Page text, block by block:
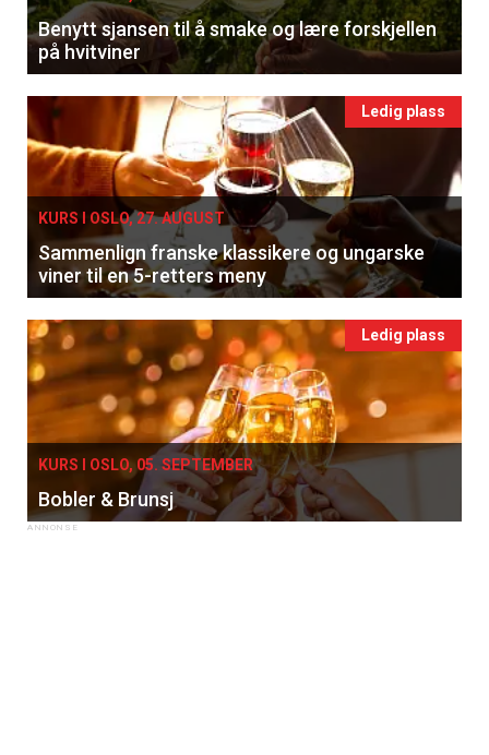
Benytt sjansen til å smake og lære forskjellen
på hvitviner
Ledig plass
KURS I OSLO, 27. AUGUST
Sammenlign franske klassikere og ungarske
viner til en 5-retters meny
Ledig plass
KURS I OSLO, 05. SEPTEMBER
Bobler & Brunsj